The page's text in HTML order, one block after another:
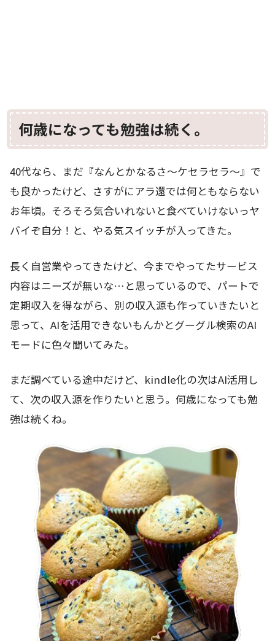
何歳になっても勉強は続く。
40代なら、まだ『なんとかなるさ～ケセラセラ～』で
も良かったけど、さすがにアラ還では何ともならない
お年頃。そろそろ気合いれないと食べていけないっヤ
バイぞ自分！と、やる気スイッチが入ってきた。
長く自営業やってきたけど、今までやってたサービス
内容はニーズが無いな…と思っているので、パートで
定期収入を得ながら、別の収入源も作っていきたいと
思って、AIを活用できないもんかとグーグル検索のAI
モードに色々聞いてみた。
まだ調べている途中だけど、kindle化の次はAI活用し
て、次の収入源を作りたいと思う。何歳になっても勉
強は続くね。